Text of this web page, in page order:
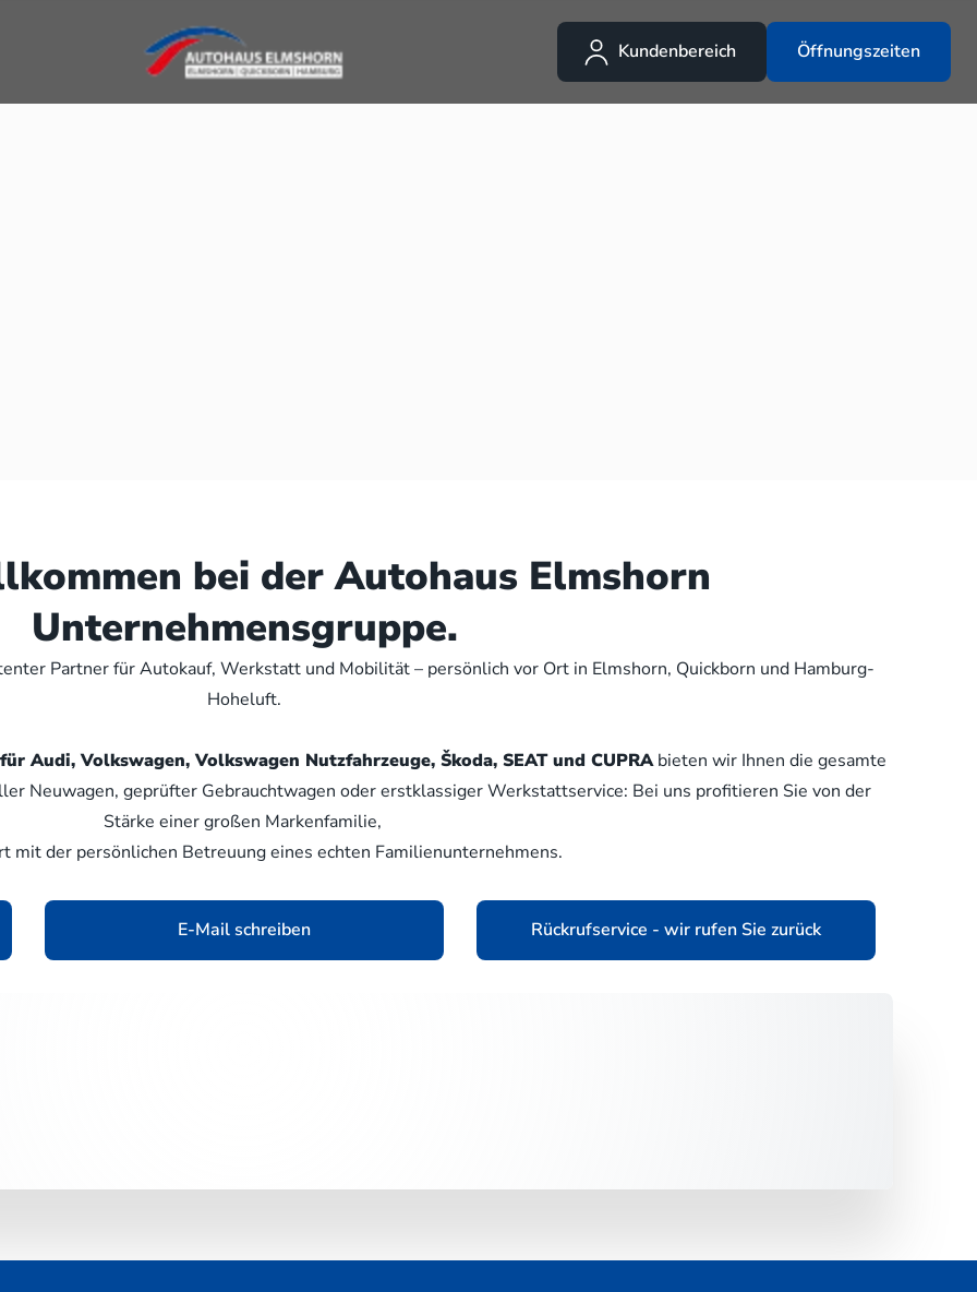
Kundenbereich Öffnungszeiten
bei der Autohaus Elmshorn
Unternehmensgruppe.
Partner für Autokauf, Werkstatt und Mobilität – persönlich vor Ort in Elmshorn, Quickborn und Hamburg-
Hoheluft.
Audi, Volkswagen, Volkswagen Nutzfahrzeuge, Škoda, SEAT und CUPRAbieten wir Ihnen die gesamte
Neuwagen, geprüfter Gebrauchtwagen oder erstklassiger Werkstattservice: Bei uns profitieren Sie von der
Stärke einer großen Markenfamilie,
mit der persönlichen Betreuung eines echten Familienunternehmens.
E-Mail schreiben Rückrufservice - wir rufen Sie zurück